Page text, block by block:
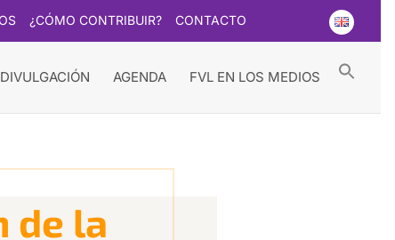
¿CÓMO CONTRIBUIR? CONTACTO
AGENDA FVL EN LOS MEDIOS
de la